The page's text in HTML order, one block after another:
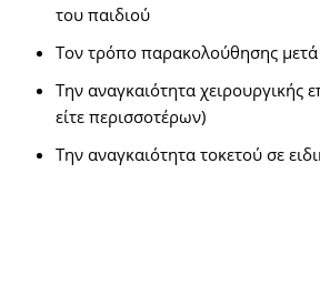
του παιδιού
Τον τρόπο παρακολούθησης μετά
Την αναγκαιότητα χειρουργικής
είτε περισσοτέρων)
Την αναγκαιότητα τοκετού σε